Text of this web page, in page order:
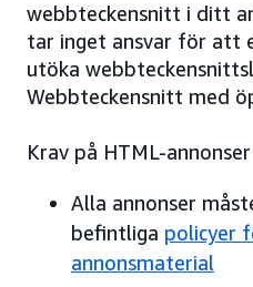
webbteckensnitt i ditt
tar inget ansvar för att
utöka
Webbteckensnitt med
Krav på HTML-annonser
Alla annonser
befintliga policyer
annonsmaterial